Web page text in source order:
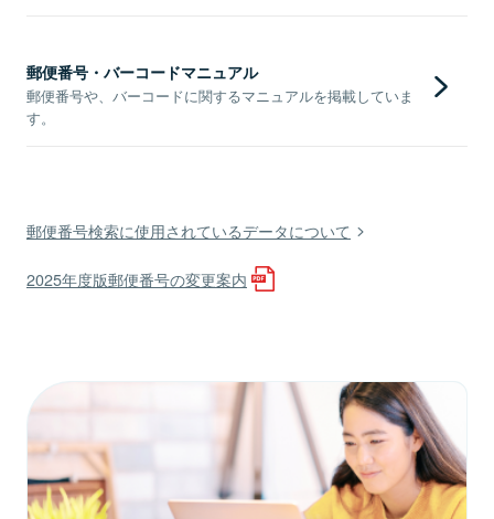
郵便番号・バーコードマニュアル
郵便番号や、バーコードに関するマニュアルを掲載していま
す。
郵便番号検索に使用されているデータについて
2025年度版郵便番号の変更案内